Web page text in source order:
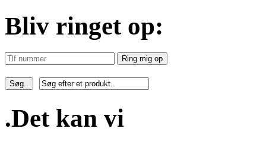
Bliv ringet op:
Ring mig op
Søg..
.Det kan vi